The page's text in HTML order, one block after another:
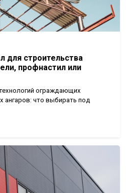
для строительства
профнастил или
ограждающих
ангаров: что выбирать под